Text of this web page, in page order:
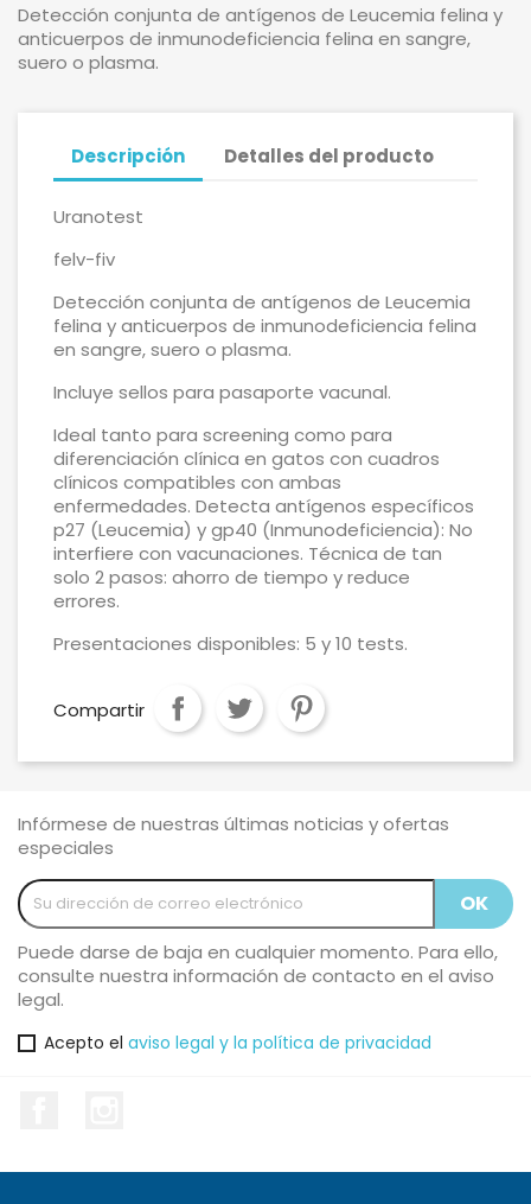
Detección conjunta de antígenos de Leucemia felina y
anticuerpos de inmunodeficiencia felina en sangre,
suero o plasma.
Descripción Detalles del producto
Uranotest
felv-fiv
Detección conjunta de antígenos de Leucemia
felina y anticuerpos de inmunodeficiencia felina
en sangre, suero o plasma.
Incluye sellos para pasaporte vacunal.
Ideal tanto para screening como para
diferenciación clínica en gatos con cuadros
clínicos compatibles con ambas
enfermedades. Detecta antígenos específicos
p27 (Leucemia) y gp40 (Inmunodeficiencia): No
interfiere con vacunaciones. Técnica de tan
solo 2 pasos: ahorro de tiempo y reduce
errores.
Presentaciones disponibles: 5 y 10 tests.
Compartir
Infórmese de nuestras últimas noticias y ofertas
especiales
Puede darse de baja en cualquier momento. Para ello,
consulte nuestra información de contacto en el aviso
legal.
Acepto el aviso legal y la política de privacidad